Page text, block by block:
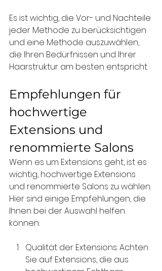
Es ist wichtig, die Vor- und Nachteile
jeder Methode zu berücksichtigen
und eine Methode auszuwählen,
die Ihren Bedürfnissen und Ihrer
Haarstruktur am besten entspricht.
Empfehlungen für
hochwertige
Extensions und
renommierte Salons
Wenn es um Extensions geht, ist es
wichtig, hochwertige Extensions
und renommierte Salons zu wählen.
Hier sind einige Empfehlungen, die
Ihnen bei der Auswahl helfen
können:
Qualität der Extensions: Achten
Sie auf Extensions, die aus